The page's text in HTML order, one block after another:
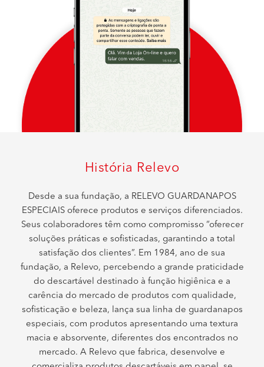
História Relevo
Desde a sua fundação, a RELEVO GUARDANAPOS
ESPECIAIS oferece produtos e serviços diferenciados.
Seus colaboradores têm como compromisso “oferecer
soluções práticas e sofisticadas, garantindo a total
satisfação dos clientes”. Em 1984, ano de sua
fundação, a Relevo, percebendo a grande praticidade
do descartável destinado à função higiênica e a
carência do mercado de produtos com qualidade,
sofisticação e beleza, lança sua linha de guardanapos
especiais, com produtos apresentando uma textura
macia e absorvente, diferentes dos encontrados no
mercado. A Relevo que fabrica, desenvolve e